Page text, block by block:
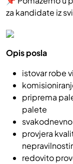
za kandidate iz
Opis posla
istovar robe
priprema
palete
provjera
redovito